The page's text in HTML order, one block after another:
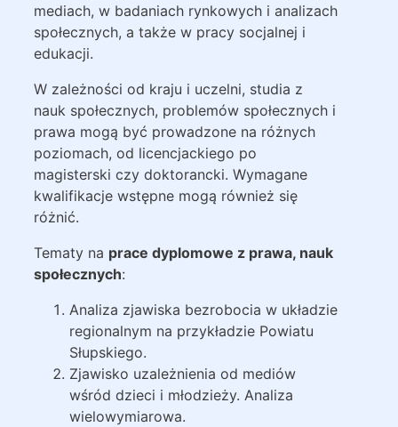
mediach, w badaniach rynkowych i analizach
społecznych, a także w pracy socjalnej i
edukacji.
W zależności od kraju i uczelni, studia z
nauk społecznych, problemów społecznych i
prawa mogą być prowadzone na różnych
poziomach, od licencjackiego po
magisterski czy doktorancki. Wymagane
kwalifikacje wstępne mogą również się
różnić.
Tematy na prace dyplomowe z prawa, nauk
społecznych:
Analiza zjawiska bezrobocia w układzie
regionalnym na przykładzie Powiatu
Słupskiego.
Zjawisko uzależnienia od mediów
wśród dzieci i młodzieży. Analiza
wielowymiarowa.